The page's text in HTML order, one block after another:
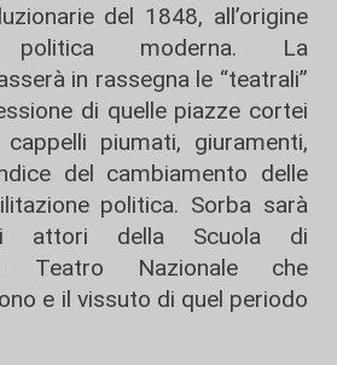
del 1848, all’origine
politica moderna. La
in rassegna le “teatrali”
di quelle piazze cortei
piumati, giuramenti,
del cambiamento delle
politica. Sorba sarà
attori della Scuola di
Teatro Nazionale che
e il vissuto di quel periodo